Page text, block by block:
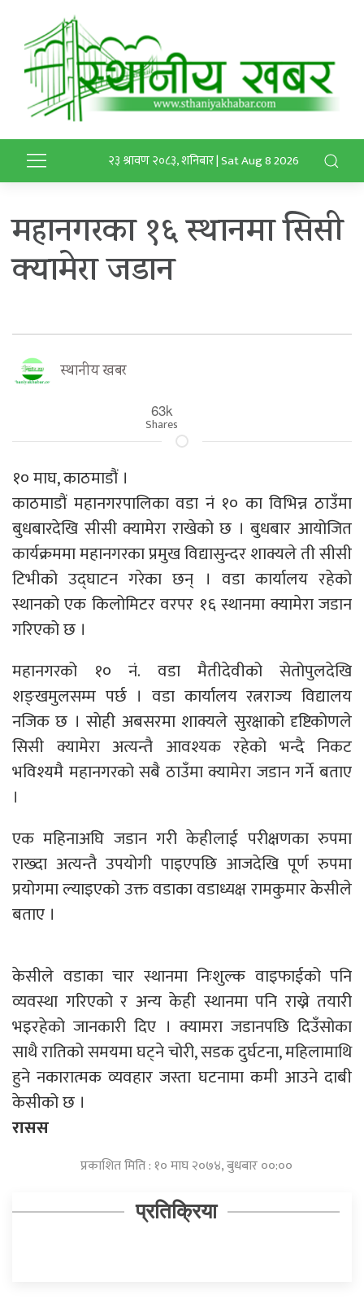
२३ श्रावण २०८३, शनिबार | Sat Aug 8 2026
महानगरका १६ स्थानमा सिसी
क्यामेरा जडान
स्थानीय खबर
63k
Shares
१० माघ, काठमाडौं ।
काठमाडौं महानगरपालिका वडा नं १० का विभिन्न ठाउँमा
बुधबारदेखि सीसी क्यामेरा राखेको छ । बुधबार आयोजित
कार्यक्रममा महानगरका प्रमुख विद्यासुन्दर शाक्यले ती सीसी
टिभीको उद्घाटन गरेका छन् । वडा कार्यालय रहेको
स्थानको एक किलोमिटर वरपर १६ स्थानमा क्यामेरा जडान
गरिएको छ ।
महानगरको १० नं. वडा मैतीदेवीको सेतोपुलदेखि
शङ्खमुलसम्म पर्छ । वडा कार्यालय रत्नराज्य विद्यालय
नजिक छ । साेही अबसरमा शाक्यले सुरक्षाको दृष्टिकोणले
सिसी क्यामेरा अत्यन्तै आवश्यक रहेको भन्दै निकट
भविश्यमै महानगरको सबै ठाउँमा क्यामेरा जडान गर्ने बताए
।
एक महिनाअघि जडान गरी केहीलाई परीक्षणका रुपमा
राख्दा अत्यन्तै उपयोगी पाइएपछि आजदेखि पूर्ण रुपमा
प्रयोगमा ल्याइएको उक्त वडाका वडाध्यक्ष रामकुमार केसीले
बताए ।
केसीले वडाका चार स्थानमा निःशुल्क वाइफाईको पनि
व्यवस्था गरिएको र अन्य केही स्थानमा पनि राख्ने तयारी
भइरहेको जानकारी दिए । क्यामरा जडानपछि दिउँसोका
साथै रातिको समयमा घट्ने चोरी, सडक दुर्घटना, महिलामाथि
हुने नकारात्मक व्यवहार जस्ता घटनामा कमी आउने दाबी
केसीको छ ।
रासस
प्रकाशित मिति : १० माघ २०७४, बुधबार ००:००
प्रतिक्रिया